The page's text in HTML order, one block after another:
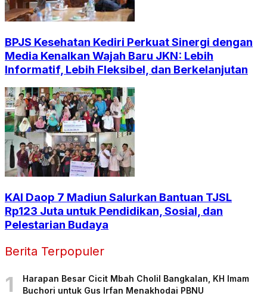
BPJS Kesehatan Kediri Perkuat Sinergi dengan
Media Kenalkan Wajah Baru JKN: Lebih
Informatif, Lebih Fleksibel, dan Berkelanjutan
KAI Daop 7 Madiun Salurkan Bantuan TJSL
Rp123 Juta untuk Pendidikan, Sosial, dan
Pelestarian Budaya
Berita Terpopuler
1
Harapan Besar Cicit Mbah Cholil Bangkalan, KH Imam
Buchori untuk Gus Irfan Menakhodai PBNU